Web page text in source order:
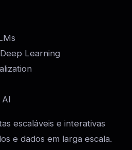
Learning
escaláveis e interativas
e dados em larga escala.